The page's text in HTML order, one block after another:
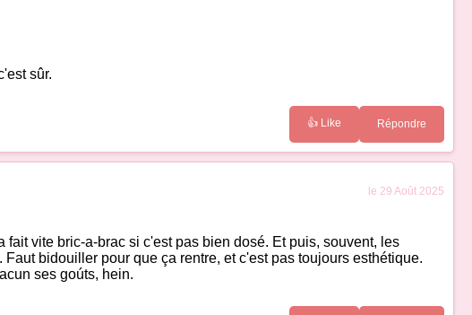
sûr.
👍 Like Répondre
le 29 Août 2025
vite bric-a-brac si c'est pas bien dosé. Et puis, souvent, les
bidouiller pour que ça rentre, et c'est pas toujours esthétique.
ses goúts, hein.